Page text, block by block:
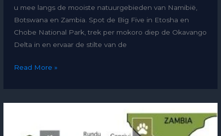
u mee langs de mooiste natuurgebieden van Namibië,
Botswana en Zambia. Spot de Big Five in Etosha en
Chobe National Park, trek per mokoro diep de Okavango
Delta in en ervaar de stilte van de
Read More »